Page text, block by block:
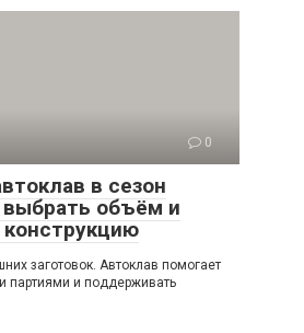
0
в сезон
выбрать объём и
заготовок. Автоклав помогает
партиями и поддерживать